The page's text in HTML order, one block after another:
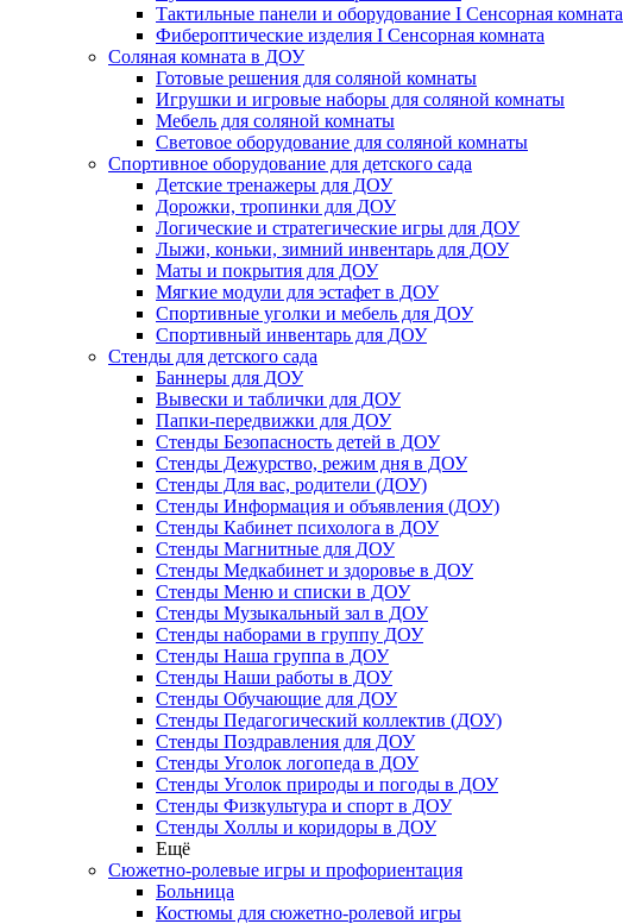
Тактильные панели и оборудование I Сенсорная комната
Фибероптические изделия I Сенсорная комната
Соляная комната в ДОУ
Готовые решения для соляной комнаты
Игрушки и игровые наборы для соляной комнаты
Мебель для соляной комнаты
Световое оборудование для соляной комнаты
Спортивное оборудование для детского сада
Детские тренажеры для ДОУ
Дорожки, тропинки для ДОУ
Логические и стратегические игры для ДОУ
Лыжи, коньки, зимний инвентарь для ДОУ
Маты и покрытия для ДОУ
Мягкие модули для эстафет в ДОУ
Спортивные уголки и мебель для ДОУ
Спортивный инвентарь для ДОУ
Стенды для детского сада
Баннеры для ДОУ
Вывески и таблички для ДОУ
Папки-передвижки для ДОУ
Стенды Безопасность детей в ДОУ
Стенды Дежурство, режим дня в ДОУ
Стенды Для вас, родители (ДОУ)
Стенды Информация и объявления (ДОУ)
Стенды Кабинет психолога в ДОУ
Стенды Магнитные для ДОУ
Стенды Медкабинет и здоровье в ДОУ
Стенды Меню и списки в ДОУ
Стенды Музыкальный зал в ДОУ
Стенды наборами в группу ДОУ
Стенды Наша группа в ДОУ
Стенды Наши работы в ДОУ
Стенды Обучающие для ДОУ
Стенды Педагогический коллектив (ДОУ)
Стенды Поздравления для ДОУ
Стенды Уголок логопеда в ДОУ
Стенды Уголок природы и погоды в ДОУ
Стенды Физкультура и спорт в ДОУ
Стенды Холлы и коридоры в ДОУ
Ещё
Сюжетно-ролевые игры и профориентация
Больница
Костюмы для сюжетно-ролевой игры